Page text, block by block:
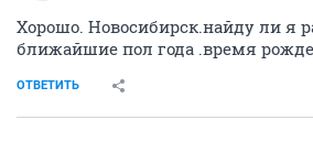
Хорошо. Новосибирск.найду ли я
ближайшие пол года .время
ОТВЕТИТЬ